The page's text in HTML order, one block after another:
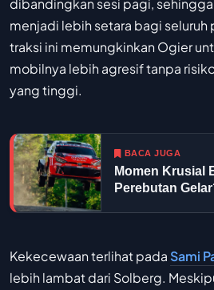
dibandingkan sesi pagi,
menjadi lebih setara bagi
traksi ini memungkinkan Ogier
mobilnya lebih agresif tanpa
yang tinggi.
BACA JUGA
Momen Krusial
Perebutan
Kekecewaan terlihat pada Sami
lebih lambat dari Solberg.